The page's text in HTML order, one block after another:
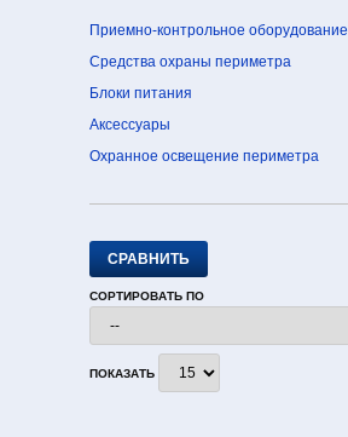
Приемно-контрольное оборудование
Средства охраны периметра
Блоки питания
Аксессуары
Охранное освещение периметра
СОРТИРОВАТЬ ПО
ПОКАЗАТЬ